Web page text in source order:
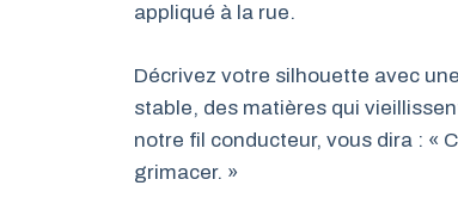
appliqué à la rue.
Décrivez votre silhouette avec
stable, des matières qui
notre fil conducteur, vous dira : «
grimacer. »